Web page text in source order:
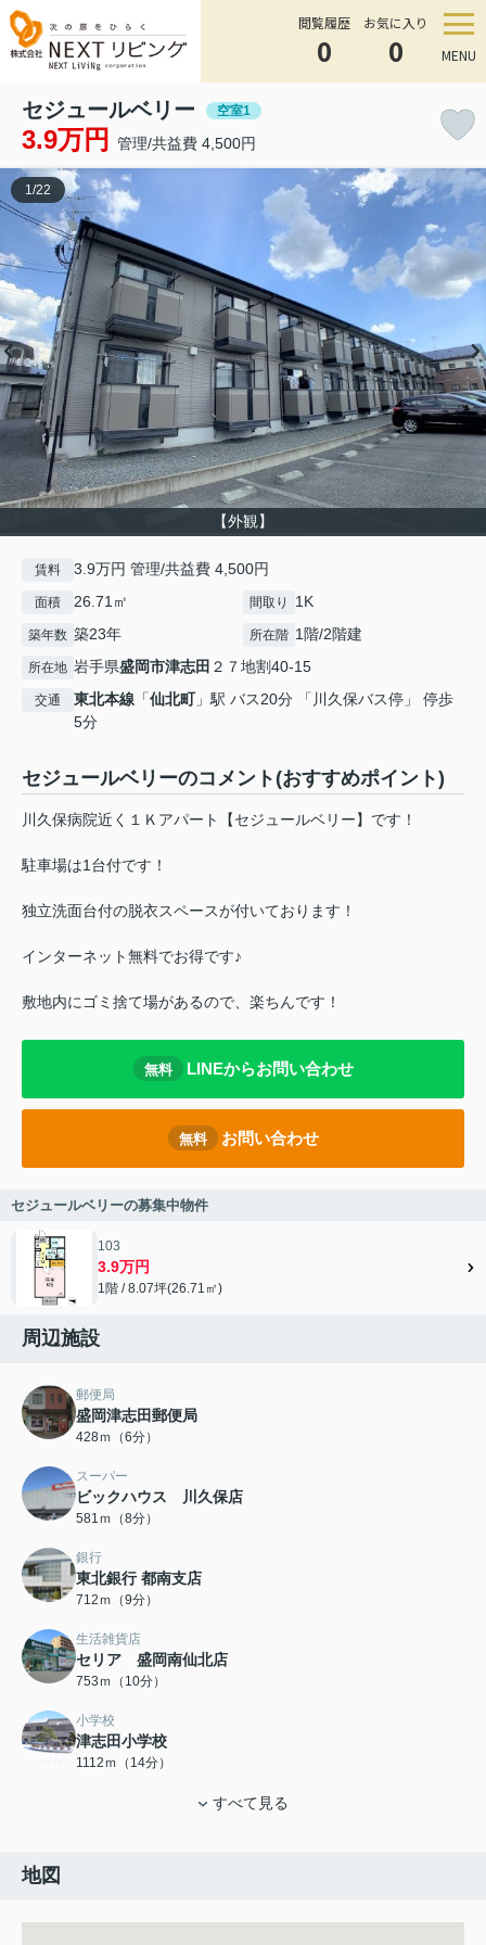
閲覧履歴
0
お気に入り
0 MENU
セジュールベリー 空室1
3.9万円 管理/共益費 4,500円
【外観】
1/22
賃料 3.9万円 管理/共益費 4,500円
面積 26.71㎡ 間取り 1K
築年数 築23年 所在階 1階/2階建
所在地 岩手県盛岡市津志田 ２７地割40-15
交通 東北本線 「仙北町」駅 バス20分 「川久保バス停」 停歩
5分
セジュールベリーのコメント(おすすめポイント)
川久保病院近く１Ｋアパート【セジュールベリー】です！
駐車場は1台付です！
独立洗面台付の脱衣スペースが付いております！
インターネット無料でお得です♪
敷地内にゴミ捨て場があるので、楽ちんです！
無料 LINEからお問い合わせ
無料 お問い合わせ
セジュールベリーの募集中物件
103
3.9万円
1階 / 8.07坪(26.71㎡)
周辺施設
郵便局
盛岡津志田郵便局
428ｍ（6分）
スーパー
ビックハウス 川久保店
581ｍ（8分）
銀行
東北銀行 都南支店
712ｍ（9分）
生活雑貨店
セリア 盛岡南仙北店
753ｍ（10分）
小学校
津志田小学校
1112ｍ（14分）
すべて見る
地図